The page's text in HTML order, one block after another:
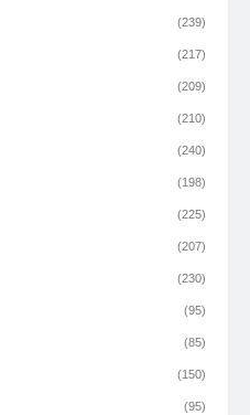
(239)
(217)
(209)
(210)
(240)
(198)
(225)
(207)
(230)
(95)
(85)
(150)
(95)